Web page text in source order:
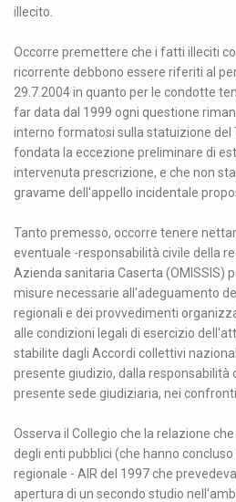
illecito.
Occorre premettere che i fatti illeciti
ricorrente debbono essere riferiti al
29.7.2004 in quanto per le condotte
far data dal 1999 ogni questione
interno formatosi sulla statuizione del
fondata la eccezione preliminare di
intervenuta prescrizione, e che non
gravame dell'appello incidentale
Tanto premesso, occorre tenere
eventuale -responsabilità civile della
Azienda sanitaria Caserta (OMISSIS)
misure necessarie all'adeguamento
regionali e dei provvedimenti
alle condizioni legali di esercizio
stabilite dagli Accordi collettivi
presente giudizio, dalla responsabilità
presente sede giudiziaria, nei confronti
Osserva il Collegio che la relazione
degli enti pubblici (che hanno
regionale - AIR del 1997 che
apertura di un secondo studio